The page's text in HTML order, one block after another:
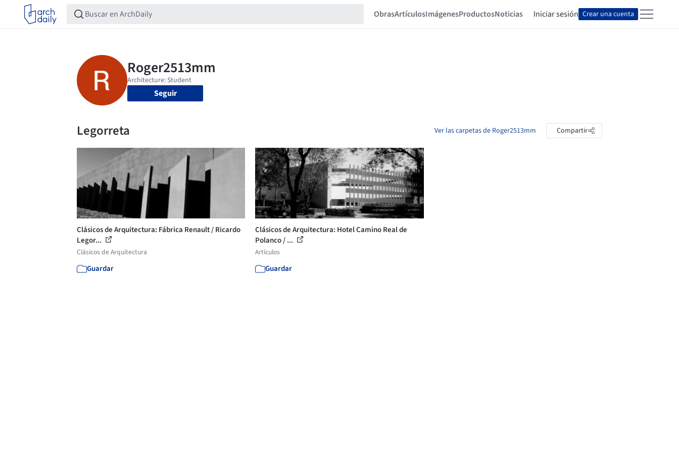
ObrasArtículosImágenesProductosNoticias Iniciar sesión Crear una cuenta
Seguir
Legorreta Ver las carpetas de Roger2513mm Compartir
Clásicos de Arquitectura: Fábrica Renault / Ricardo
Legor...
Clásicos de Arquitectura
Guardar
Clásicos de Arquitectura: Hotel Camino Real de
Polanco / ...
Artículos
Guardar